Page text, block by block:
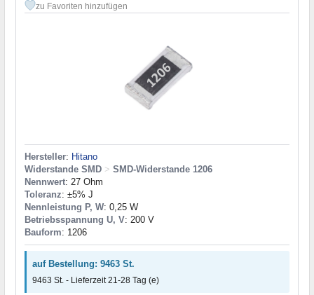
zu Favoriten hinzufügen
Hersteller: Hitano
Widerstande SMD > SMD-Widerstande 1206
Nennwert: 27 Ohm
Toleranz: ±5% J
Nennleistung P, W: 0,25 W
Betriebsspannung U, V: 200 V
Bauform: 1206
auf Bestellung: 9463 St.
9463 St. - Lieferzeit 21-28 Tag (e)